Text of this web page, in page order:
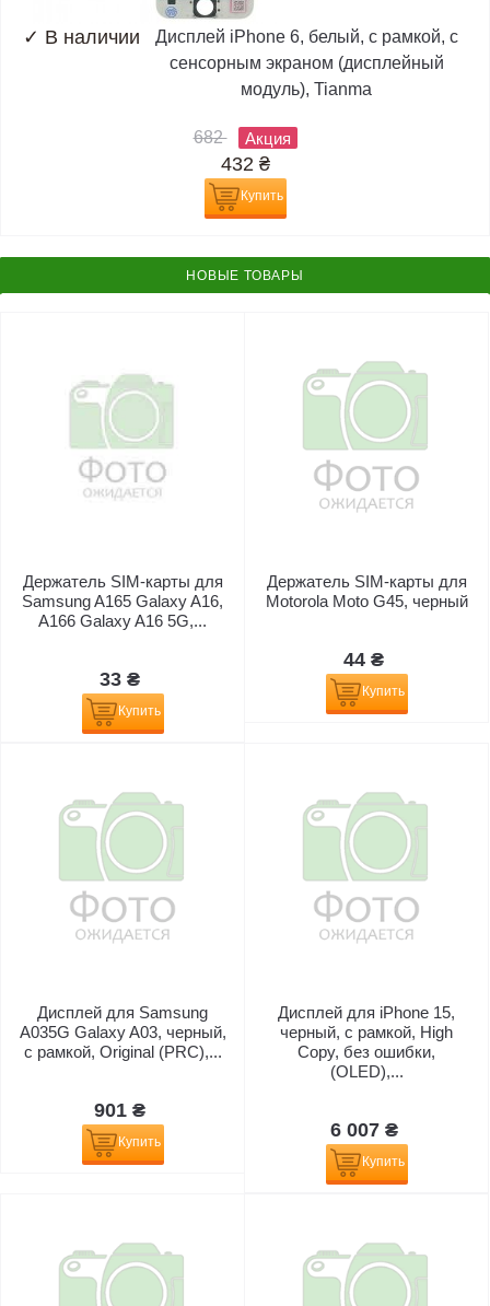
✓ В наличии
Дисплей iPhone 6, белый, с рамкой, с
сенсорным экраном (дисплейный
модуль), Tianma
682 Акция
432 ₴
Купить
НОВЫЕ ТОВАРЫ
Держатель SIM-карты для
Samsung A165 Galaxy A16,
A166 Galaxy A16 5G,...
33 ₴
Купить
Держатель SIM-карты для
Motorola Moto G45, черный
44 ₴
Купить
Дисплей для Samsung
A035G Galaxy A03, черный,
с рамкой, Original (PRC),...
901 ₴
Купить
Дисплей для iPhone 15,
черный, с рамкой, High
Copy, без ошибки,
(OLED),...
6 007 ₴
Купить